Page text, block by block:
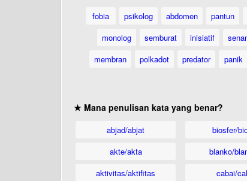
fobia psikolog abdomen pantun
monolog
semburat inisiatif
membran
polkadot predator panik
★ Mana penulisan kata yang benar?
abjad/abjat
akte/akta
aktivitas/aktifitas
biosfer/
blanko/
cabai/